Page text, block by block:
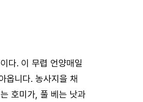
다. 이 무렵 언양매일
옵니다. 농사지을 채
호미가, 풀 베는 낫과